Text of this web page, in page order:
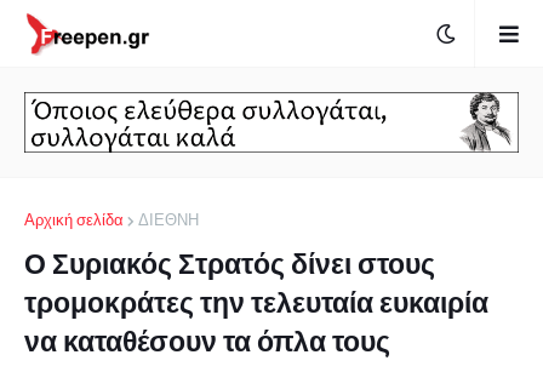
Αρχική σελίδα ΔΙΕΘΝΗ
Ο Συριακός Στρατός δίνει στους
τρομοκράτες την τελευταία ευκαιρία
να καταθέσουν τα όπλα τους